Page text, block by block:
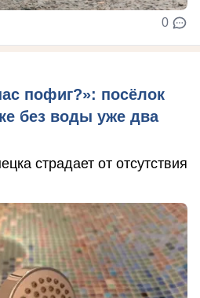
0
пофиг?»: посёлок
без воды уже два
страдает от отсутствия